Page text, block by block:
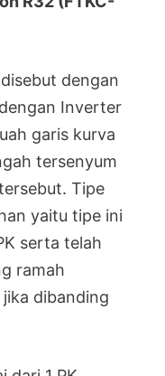
dengan
Inverter
garis kurva
tersenyum
Tipe
yaitu tipe ini
serta telah
ramah
dibanding